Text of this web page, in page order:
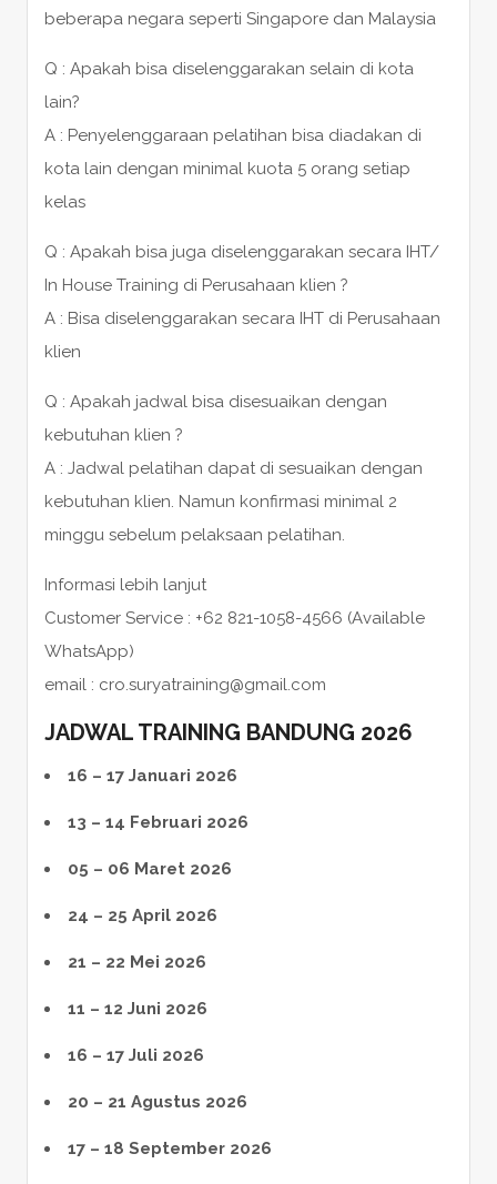
beberapa negara seperti Singapore dan Malaysia
Q : Apakah bisa diselenggarakan selain di kota
lain?
A : Penyelenggaraan pelatihan bisa diadakan di
kota lain dengan minimal kuota 5 orang setiap
kelas
Q : Apakah bisa juga diselenggarakan secara IHT/
In House Training di Perusahaan klien ?
A : Bisa diselenggarakan secara IHT di Perusahaan
klien
Q : Apakah jadwal bisa disesuaikan dengan
kebutuhan klien ?
A : Jadwal pelatihan dapat di sesuaikan dengan
kebutuhan klien. Namun konfirmasi minimal 2
minggu sebelum pelaksaan pelatihan.
Informasi lebih lanjut
Customer Service : +62 821-1058-4566 (Available
WhatsApp)
email : cro.suryatraining@gmail.com
JADWAL TRAINING BANDUNG 2026
16 – 17 Januari 2026
13 – 14 Februari 2026
05 – 06 Maret 2026
24 – 25 April 2026
21 – 22 Mei 2026
11 – 12 Juni 2026
16 – 17 Juli 2026
20 – 21 Agustus 2026
17 – 18 September 2026